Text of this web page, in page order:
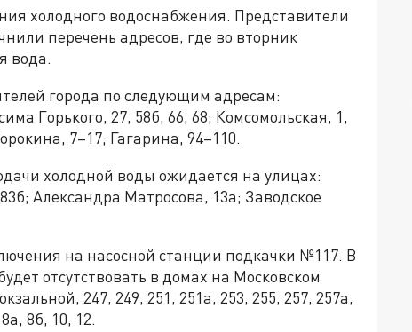
холодного водоснабжения. Представители
перечень адресов, где во вторник
вода.
города по следующим адресам:
Горького, 27, 58б, 66, 68; Комсомольская, 1,
7–17; Гагарина, 94–110.
холодной воды ожидается на улицах:
Александра Матросова, 13а; Заводское
на насосной станции подкачки №117. В
отсутствовать в домах на Московском
247, 249, 251, 251а, 253, 255, 257, 257а,
8б, 10, 12.